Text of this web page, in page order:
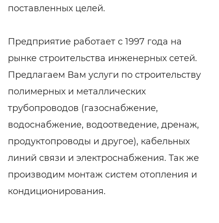
поставленных целей.
Предприятие работает с 1997 года на
рынке строительства инженерных сетей.
Предлагаем Вам услуги по строительству
полимерных и металлических
трубопроводов (газоснабжение,
водоснабжение, водоотведение, дренаж,
продуктопроводы и другое), кабельных
линий связи и электроснабжения. Так же
производим монтаж систем отопления и
кондиционирования.